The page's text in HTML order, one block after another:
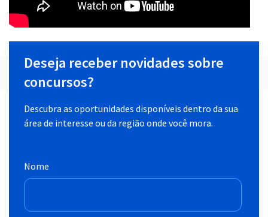
Deseja receber novidades sobre
concursos?
Descubra as oportunidades disponíveis dentro da sua
área de interesse ou da região onde você mora.
Nome